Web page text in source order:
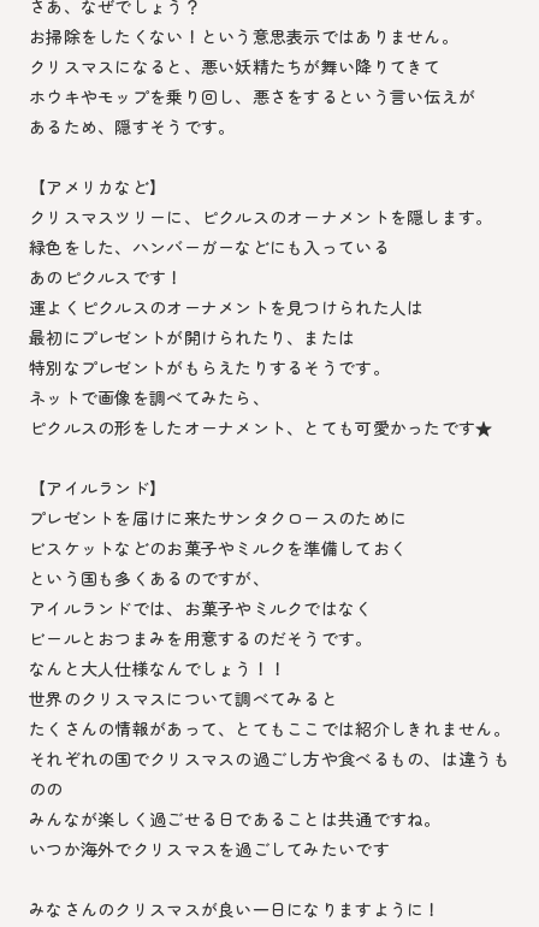
さあ、なぜでしょう？
お掃除をしたくない！という意思表示ではありません。
クリスマスになると、悪い妖精たちが舞い降りてきて
ホウキやモップを乗り回し、悪さをするという言い伝えが
あるため、隠すそうです。
【アメリカなど】
クリスマスツリーに、ピクルスのオーナメントを隠します。
緑色をした、ハンバーガーなどにも入っている
あのピクルスです！
運よくピクルスのオーナメントを見つけられた人は
最初にプレゼントが開けられたり、または
特別なプレゼントがもらえたりするそうです。
ネットで画像を調べてみたら、
ピクルスの形をしたオーナメント、とても可愛かったです★
【アイルランド】
プレゼントを届けに来たサンタクロースのために
ビスケットなどのお菓子やミルクを準備しておく
という国も多くあるのですが、
アイルランドでは、お菓子やミルクではなく
ビールとおつまみを用意するのだそうです。
なんと大人仕様なんでしょう！！
世界のクリスマスについて調べてみると
たくさんの情報があって、とてもここでは紹介しきれません。
それぞれの国でクリスマスの過ごし方や食べるもの、は違うも
のの
みんなが楽しく過ごせる日であることは共通ですね。
いつか海外でクリスマスを過ごしてみたいです
みなさんのクリスマスが良い一日になりますように！